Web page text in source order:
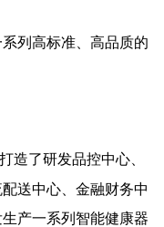
列高标准、高品质的
造了研发品控中心、
送中心、金融财务中
产一系列智能健康器